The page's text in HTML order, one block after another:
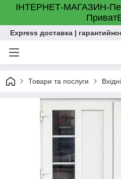
ІНТЕРНЕТ-МАГАЗИН-
Express доставка |
Товари та послуги